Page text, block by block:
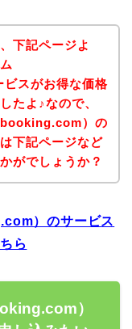
下記ページよ
スがお得な価格
たよ♪なので、
booking.com）の
下記ページなど
がでしょうか？
）のサービス
ら
）